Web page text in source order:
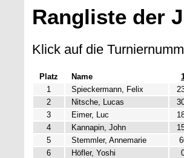
Rangliste der
Klick auf die
Platz Name
1
Spieckermann, Felix
2
Nitsche, Lucas
3
Eimer, Luc
4
Kannapin, John
5
Stemmler, Annemarie
6
Höfler, Yoshi